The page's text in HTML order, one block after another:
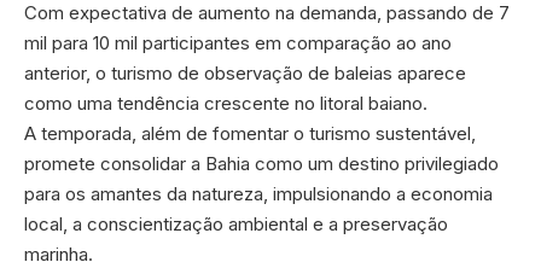
Com expectativa de aumento na demanda, passando de 7
mil para 10 mil participantes em comparação ao ano
anterior, o turismo de observação de baleias aparece
como uma tendência crescente no litoral baiano.
A temporada, além de fomentar o turismo sustentável,
promete consolidar a Bahia como um destino privilegiado
para os amantes da natureza, impulsionando a economia
local, a conscientização ambiental e a preservação
marinha.